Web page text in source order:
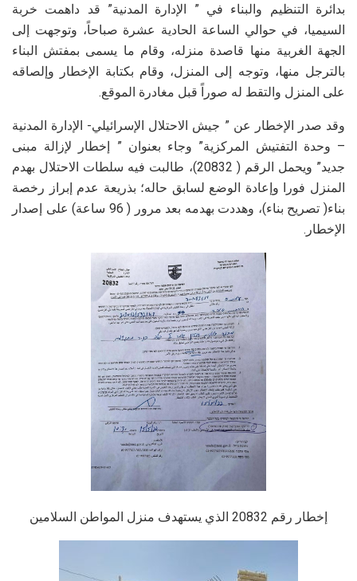
بدائرة التنظيم والبناء في ” الإدارة المدنية” قد داهمت خربة
السيميا، في حوالي الساعة الحادية عشرة صباحاً، وتوجهت إلى
الجهة الغربية منها قاصدة منزله، وقام ما يسمى بمفتش البناء
بالترجل منها، وتوجه إلى المنزل، وقام بكتابة الإخطار وإلصاقه
على المنزل والتقط له صوراً قبل مغادرة الموقع.
وقد صدر الإخطار عن ” جيش الاحتلال الإسرائيلي- الإدارة المدنية
– وحدة التفتيش المركزية” وجاء بعنوان ” إخطار لإزالة مبنى
جديد” ويحمل الرقم ( 20832)، طالبت فيه سلطات الاحتلال بهدم
المنزل فورا وإعادة الوضع لسابق حاله؛ بذريعة عدم إبراز رخصة
بناء( تصريح بناء)، وهددت بهدمه بعد مرور ( 96 ساعة) على إصدار
الإخطار.
إخطار رقم 20832 الذي يستهدف منزل المواطن السلامين